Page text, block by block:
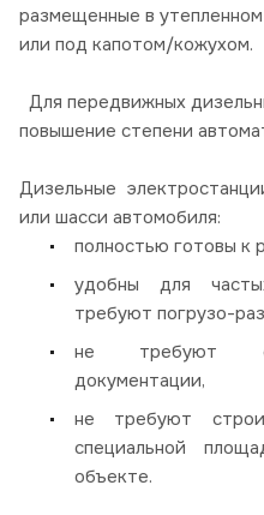
размещенные в
или под капотом/кожухом.
Для передвижных
повышение степени
Дизельные
или шасси автомобиля:
полностью готовы к
удобны для
требуют погрузо-
не требуют
документации,
не требуют
специальной
объекте.